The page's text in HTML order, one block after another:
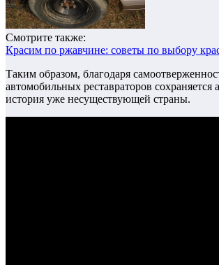
Смотрите также:
Красим по ржавчине: советы по выбору
Таким образом, благодаря
автомобильных реставраторов сохраняется
история уже несуществующей страны.